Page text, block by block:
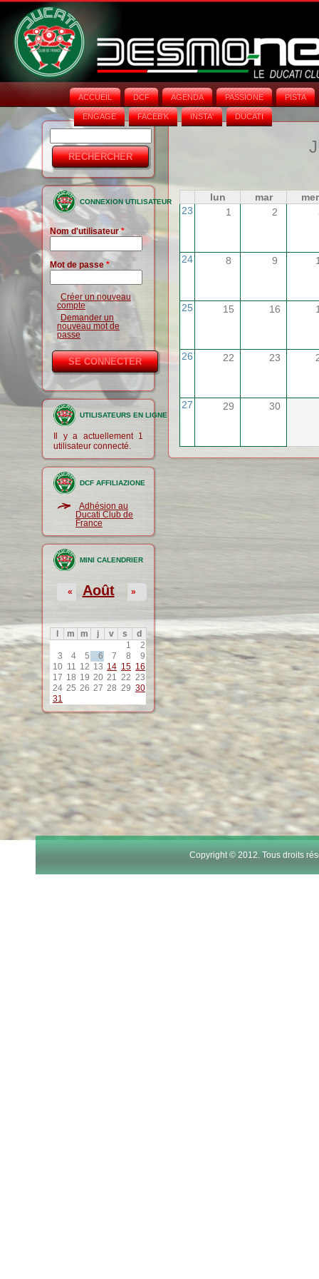
ACCUEIL DCF AGENDA PASSIONE PISTA
ENGAGE FACEB'K INSTA‘ DUCATI
Formulaire
de
recherche
CONNEXION UTILISATEUR
Nom d'utilisateur*
Mot de passe *
Créer un nouveau
compte
Demander un
nouveau mot de
passe
UTILISATEURS EN LIGNE
Il y a actuellement 1
utilisateur connecté.
DCF AFFILIAZIONE
Adhésion au
Ducati Club de
France
MINI CALENDRIER
Août
« »
m m j v s
d
1
2
3
4 5 6 7 8
9
10 11 12 13 14 15 16
17 18 19 20 21 22 23
24 25 26 27 28 29 30
31
lun mar
mer
23
1 2
24 8 9
25 15 16
26 22 23
27 29 30
Copyright © 2012. Tous droits